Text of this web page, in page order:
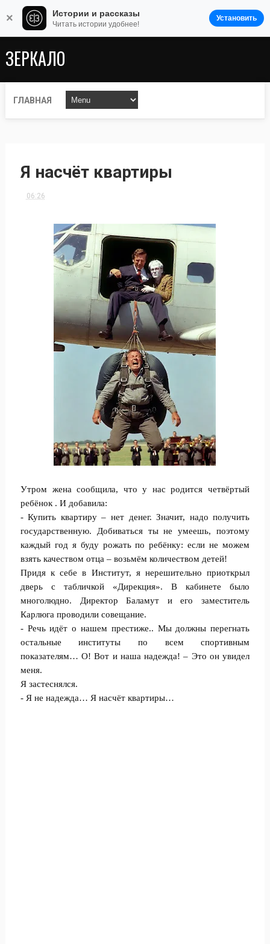
ЗЕРКАЛО
ГЛАВНАЯ
Я насчёт квартиры
06:26
Утром жена сообщила, что у нас родится четвёртый
ребёнок . И добавила:
- Купить квартиру – нет денег. Значит, надо получить
государственную. Добиваться ты не умеешь, поэтому
каждый год я буду рожать по ребёнку: если не можем
взять качеством отца – возьмём количеством детей!
Придя к себе в Институт, я нерешительно приоткрыл
дверь с табличкой «Дирекция». В кабинете было
многолюдно. Директор Баламут и его заместитель
Карлюга проводили совещание.
- Речь идёт о нашем престиже.. Мы должны перегнать
остальные институты по всем спортивным
показателям… О! Вот и наша надежда! – Это он увидел
меня.
Я застеснялся.
- Я не надежда… Я насчёт квартиры…
× Истории и рассказы
Читать истории удобнее!
Установить